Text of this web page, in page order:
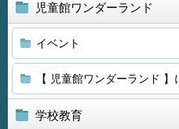
児童館ワンダーランド
イベント
【 児童館ワンダーランド
学校教育